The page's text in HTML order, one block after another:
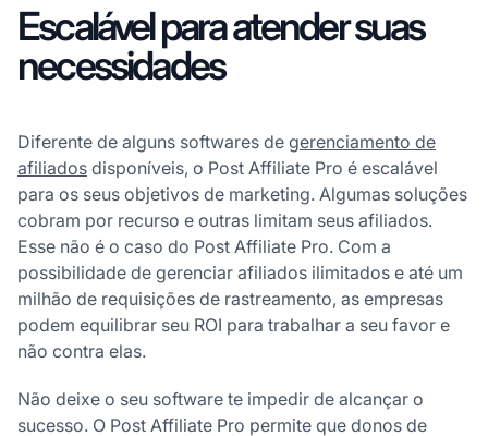
Escalável para atender suas
necessidades
Diferente de alguns softwares de gerenciamento de
afiliados disponíveis, o Post Affiliate Pro é escalável
para os seus objetivos de marketing. Algumas soluções
cobram por recurso e outras limitam seus afiliados.
Esse não é o caso do Post Affiliate Pro. Com a
possibilidade de gerenciar afiliados ilimitados e até um
milhão de requisições de rastreamento, as empresas
podem equilibrar seu ROI para trabalhar a seu favor e
não contra elas.
Não deixe o seu software te impedir de alcançar o
sucesso. O Post Affiliate Pro permite que donos de